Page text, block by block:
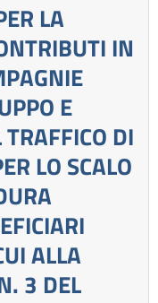
LA
IN
E
TRAFFICO DI
LO SCALO
ALLA
3 DEL